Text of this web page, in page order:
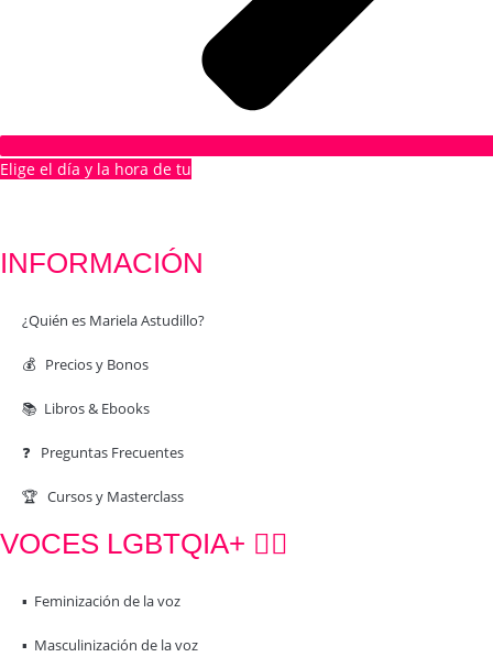
Elige el día y la hora de tu
INFORMACIÓN
¿Quién es Mariela Astudillo?
💰 Precios y Bonos
📚 Libros & Ebooks
❓ Preguntas Frecuentes
🏆 Cursos y Masterclass
VOCES LGBTQIA+ 🏳️‍🌈
▪️ Feminización de la voz
▪️ Masculinización de la voz